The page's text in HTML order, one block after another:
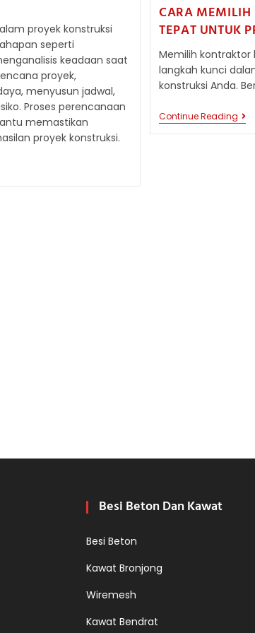
proyek konstruksi
seperti
keadaan saat
proyek,
menyusun jadwal,
Proses perencanaan
memastikan
proyek konstruksi.
CARA MEMILIH
TEPAT UNTUK
Memilih kontraktor
langkah kunci
konstruksi Anda.
Continue Reading
Besi Beton Dan Kawat
Besi Beton
Kawat Bronjong
Wiremesh
Kawat Bendrat